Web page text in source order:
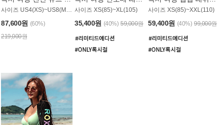
87,600원 (60%)
219,000원
사이즈 XS(85)~XL(105)
35,400원 (40%) 59,000원
사이즈 XS(85)~XXL(110)
59,400원 (40%) 99,000원